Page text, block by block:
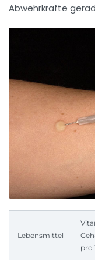
Abwehrkräfte
Lebensmittel
pro